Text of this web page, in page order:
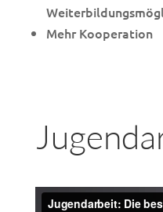
Mehr Kooperation